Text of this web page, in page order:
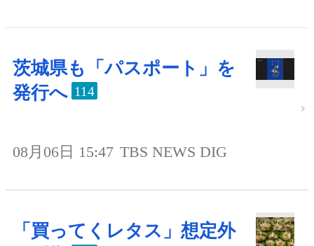
茨城県も「パスポート」を
発行へ 114
08月06日 15:47 TBS NEWS DIG
「買ってくレタス」想定外